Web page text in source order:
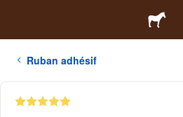
Ruban adhésif